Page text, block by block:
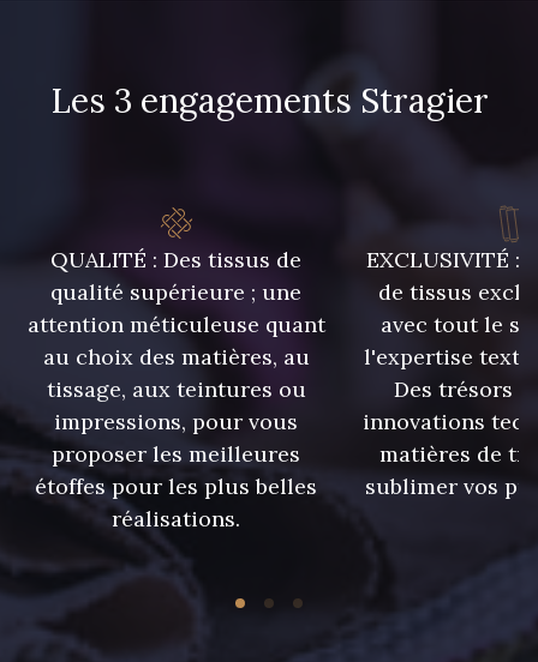
Les 3 engagements Stragier
QUALITÉ : Des tissus de
qualité supérieure ; une
attention méticuleuse quant
au choix des matières, au
tissage, aux teintures ou
impressions, pour vous
proposer les meilleures
étoffes pour les plus belles
réalisations.
EXCLUSIVITÉ :
de tissus
avec tout le
l'expertise
Des trésors
innovations
matières de
sublimer vos